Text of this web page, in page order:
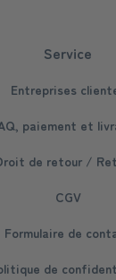
Service
Entreprises
paiement et
de retour /
CGV
Formulaire de
de